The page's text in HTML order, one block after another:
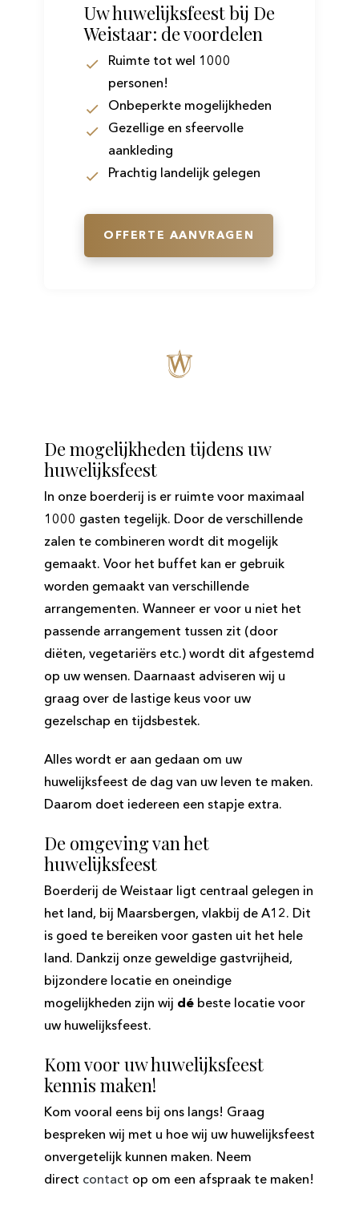
Uw huwelijksfeest bij De
Weistaar: de voordelen
Ruimte tot wel 1000
personen!
Onbeperkte mogelijkheden
Gezellige en sfeervolle
aankleding
Prachtig landelijk gelegen
OFFERTE AANVRAGEN
De mogelijkheden tijdens uw
huwelijksfeest
In onze boerderij is er ruimte voor maximaal
1000 gasten tegelijk. Door de verschillende
zalen te combineren wordt dit mogelijk
gemaakt. Voor het buffet kan er gebruik
worden gemaakt van verschillende
arrangementen. Wanneer er voor u niet het
passende arrangement tussen zit (door
diëten, vegetariërs etc.) wordt dit afgestemd
op uw wensen. Daarnaast adviseren wij u
graag over de lastige keus voor uw
gezelschap en tijdsbestek.
Alles wordt er aan gedaan om uw
huwelijksfeest de dag van uw leven te maken.
Daarom doet iedereen een stapje extra.
De omgeving van het
huwelijksfeest
Boerderij de Weistaar ligt centraal gelegen in
het land, bij Maarsbergen, vlakbij de A12. Dit
is goed te bereiken voor gasten uit het hele
land. Dankzij onze geweldige gastvrijheid,
bijzondere locatie en oneindige
mogelijkheden zijn wij dé beste locatie voor
uw huwelijksfeest.
Kom voor uw huwelijksfeest
kennis maken!
Kom vooral eens bij ons langs! Graag
bespreken wij met u hoe wij uw huwelijksfeest
onvergetelijk kunnen maken. Neem
direct contact op om een afspraak te maken!